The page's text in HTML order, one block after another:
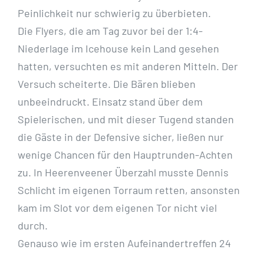
Peinlichkeit nur schwierig zu überbieten.
Die Flyers, die am Tag zuvor bei der 1:4-
Niederlage im Icehouse kein Land gesehen
hatten, versuchten es mit anderen Mitteln. Der
Versuch scheiterte. Die Bären blieben
unbeeindruckt. Einsatz stand über dem
Spielerischen, und mit dieser Tugend standen
die Gäste in der Defensive sicher, ließen nur
wenige Chancen für den Hauptrunden-Achten
zu. In Heerenveener Überzahl musste Dennis
Schlicht im eigenen Torraum retten, ansonsten
kam im Slot vor dem eigenen Tor nicht viel
durch.
Genauso wie im ersten Aufeinandertreffen 24